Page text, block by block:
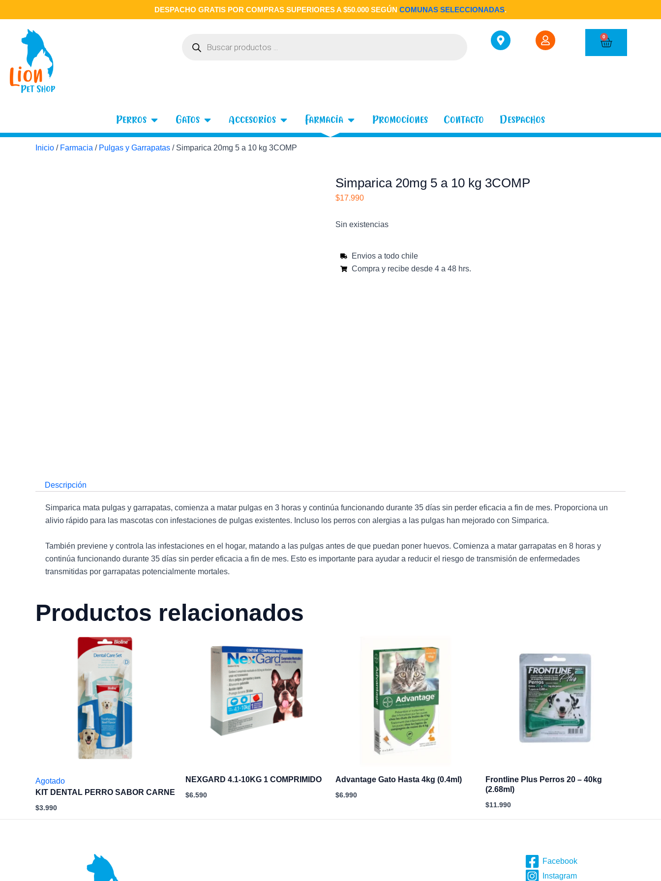
al
contenido
DESPACHO GRATIS POR COMPRAS SUPERIORES A $50.000 SEGÚN COMUNAS SELECCIONADAS.
productos
0
Cart
Perros Open Perros
Gatos Open GatosAccesorios Open Accesorios
Farmacia Open Farmacia
Promociones Contacto Despachos
Inicio / Farmacia / Pulgas y Garrapatas / Simparica 20mg 5 a 10 kg 3COMP
Simparica 20mg 5 a 10 kg 3COMP
$17.990
Sin existencias
Envios a todo chile
Compra y recibe desde 4 a 48 hrs.
Descripción
Simparica mata pulgas y garrapatas, comienza a matar pulgas en 3 horas y continúa funcionando durante 35 días sin perder eficacia a fin de mes. Proporciona un
alivio rápido para las mascotas con infestaciones de pulgas existentes. Incluso los perros con alergias a las pulgas han mejorado con Simparica.
También previene y controla las infestaciones en el hogar, matando a las pulgas antes de que puedan poner huevos. Comienza a matar garrapatas en 8 horas y
continúa funcionando durante 35 días sin perder eficacia a fin de mes. Esto es importante para ayudar a reducir el riesgo de transmisión de enfermedades
transmitidas por garrapatas potencialmente mortales.
Productos relacionados
Agotado
KIT DENTAL PERRO SABOR CARNE
$3.990
NEXGARD 4.1-10KG 1 COMPRIMIDO
$6.590
Advantage Gato Hasta 4kg (0.4ml)
$6.990
Frontline Plus Perros 20 – 40kg
(2.68ml)
$11.990
Facebook
Instagram